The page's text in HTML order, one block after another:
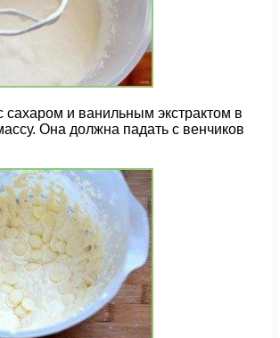
сахаром и ванильным экстрактом в
Она должна падать с венчиков